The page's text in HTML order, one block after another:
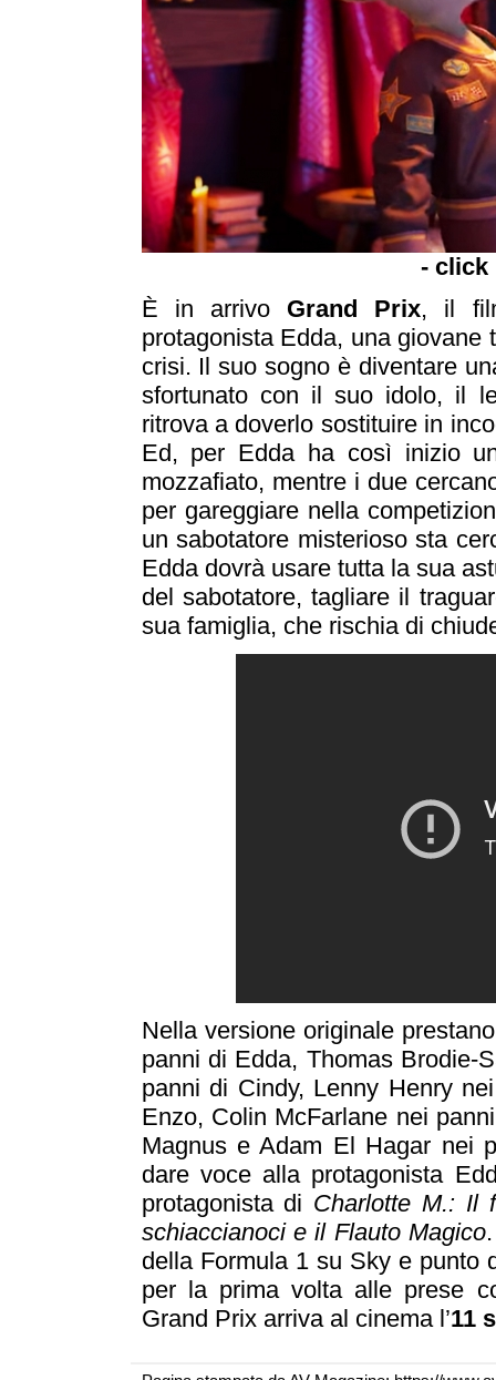
- click
È in arrivo Grand Prix, il
protagonista Edda, una
crisi. Il suo sogno è diventare
sfortunato con il suo idolo, il
ritrova a doverlo sostituire in
Ed, per Edda ha così inizio
mozzafiato, mentre i due
per gareggiare nella
un sabotatore misterioso sta
Edda dovrà usare tutta la sua
del sabotatore, tagliare il
sua famiglia, che rischia di
Nella versione originale
panni di Edda, Thomas Brodie-
panni di Cindy, Lenny Henry
Enzo, Colin McFarlane nei
Magnus e Adam El Hagar nei
dare voce alla protagonista
protagonista di Charlotte M.: Il
schiaccianoci e il Flauto Magico
della Formula 1 su Sky e punto
per la prima volta alle prese
Grand Prix arriva al cinema l’11